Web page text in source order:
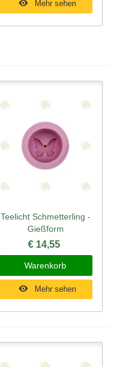
Mehr sehen
Teelicht Schmetterling -
Gießform
€ 14,55
Warenkorb
Mehr sehen